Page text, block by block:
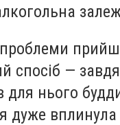
спосіб —
для нього
дуже